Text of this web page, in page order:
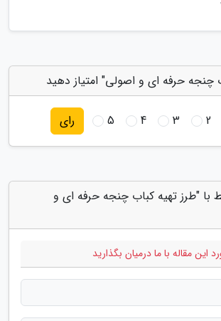
چنجه حرفه ای و اصولی" امتیاز دهید
2
3
4
5 رای
با "طرز تهیه کباب چنجه حرفه ای و
این مقاله با ما درمیان بگذارید